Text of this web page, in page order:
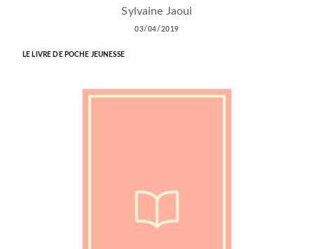
Sylvaine Jaoui
03/04/2019
LE LIVRE DE POCHE JEUNESSE